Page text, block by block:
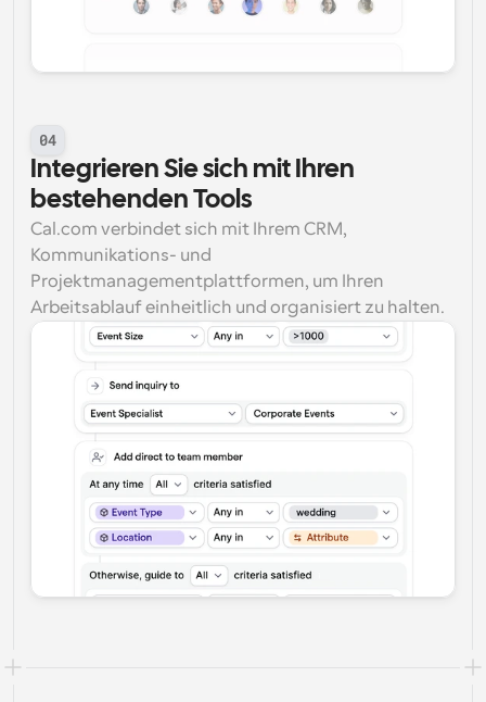
04
Integrieren Sie sich mit Ihren
bestehenden Tools
Cal.com verbindet sich mit Ihrem CRM,
Kommunikations- und
Projektmanagementplattformen, um Ihren
Arbeitsablauf einheitlich und organisiert zu halten.